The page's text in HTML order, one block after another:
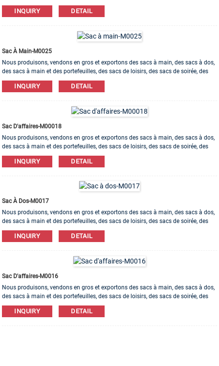
trousses de maquillage, des sacs pour bracelets, etc. Des matériaux en cuir, PU, ​​
toile, nylon, coton sont disponibles. L'ordre d'OEM et d'ODM est bienvenu!
INQUIRY DETAIL
Sac À Main-M0025
Nous produisons, vendons en gros et exportons des sacs à main, des sacs à dos,
des sacs à main et des portefeuilles, des sacs de loisirs, des sacs de soirée, des
trousses de maquillage, des sacs pour bracelets, etc. Des matériaux en cuir, PU, ​​
toile, nylon, coton sont disponibles. L'ordre d'OEM et d'ODM est bienvenu!
INQUIRY DETAIL
Sac D'affaires-M00018
Nous produisons, vendons en gros et exportons des sacs à main, des sacs à dos,
des sacs à main et des portefeuilles, des sacs de loisirs, des sacs de soirée, des
trousses de maquillage, des sacs pour bracelets, etc. Des matériaux en cuir, PU, ​​
toile, nylon, coton sont disponibles. L'ordre d'OEM et d'ODM est bienvenu!
INQUIRY DETAIL
Sac À Dos-M0017
Nous produisons, vendons en gros et exportons des sacs à main, des sacs à dos,
des sacs à main et des portefeuilles, des sacs de loisirs, des sacs de soirée, des
trousses de maquillage, des sacs pour bracelets, etc. Des matériaux en cuir, PU, ​​
toile, nylon, coton sont disponibles. L'ordre d'OEM et d'ODM est bienvenu!
INQUIRY DETAIL
Sac D'affaires-M0016
Nous produisons, vendons en gros et exportons des sacs à main, des sacs à dos,
des sacs à main et des portefeuilles, des sacs de loisirs, des sacs de soirée, des
trousses de maquillage, des sacs pour bracelets, etc. Des matériaux en cuir, PU, ​​
toile, nylon, coton sont disponibles. L'ordre d'OEM et d'ODM est bienvenu!
INQUIRY DETAIL